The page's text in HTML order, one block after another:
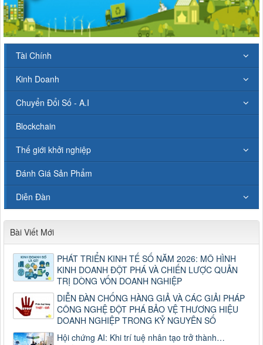
Tài Chính
Kinh Doanh
Chuyển Đổi Số - A.I
Blockchain
Thế giới khởi nghiệp
Đánh Giá Sản Phẩm
Diễn Đàn
Bài Viết Mới
PHÁT TRIỂN KINH TẾ SỐ NĂM 2026: MÔ HÌNH
KINH DOANH ĐỘT PHÁ VÀ CHIẾN LƯỢC QUẢN
TRỊ DÒNG VỐN DOANH NGHIỆP
DIỄN ĐÀN CHỐNG HÀNG GIẢ VÀ CÁC GIẢI PHÁP
CÔNG NGHỆ ĐỘT PHÁ BẢO VỆ THƯƠNG HIỆU
DOANH NGHIỆP TRONG KỶ NGUYÊN SỐ
Hội chứng AI: Khi trí tuệ nhân tạo trở thành…